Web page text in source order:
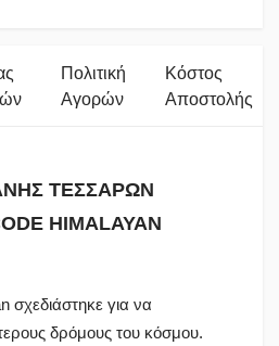
Πολιτική
Αγορών
Κόστος
Αποστολής
ΤΕΣΣΑΡΩΝ
HIMALAYAN
σχεδιάστηκε για να
δρόμους του κόσμου.